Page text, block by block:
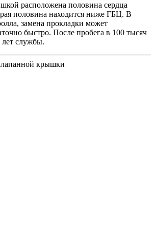
расположена половина сердца
половина находится ниже ГБЦ. В
замена прокладки может
быстро. После пробега в 100 тысяч
службы.
крышки